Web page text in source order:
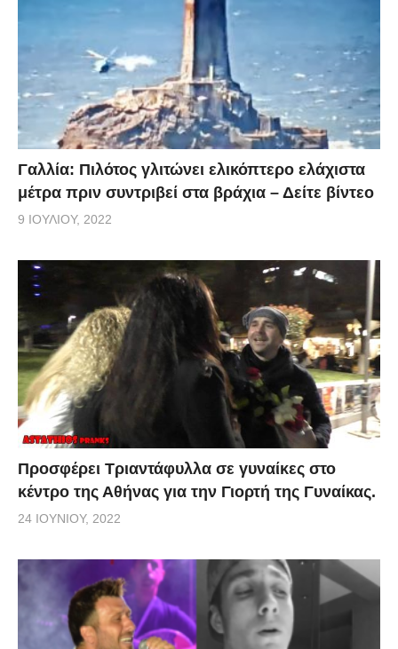
Γαλλία: Πιλότος γλιτώνει ελικόπτερο ελάχιστα
μέτρα πριν συντριβεί στα βράχια – Δείτε βίντεο
9 ΙΟΥΛΊΟΥ, 2022
Προσφέρει Τριαντάφυλλα σε γυναίκες στο
κέντρο της Αθήνας για την Γιορτή της Γυναίκας.
24 ΙΟΥΝΊΟΥ, 2022